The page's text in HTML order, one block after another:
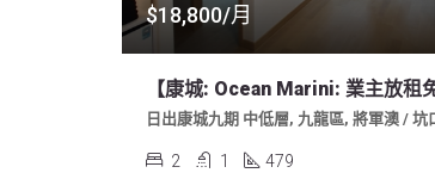
$18,800/月
日出康城九期 中低層, 九龍區, 將軍澳 / 坑
2 1 479